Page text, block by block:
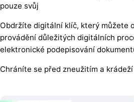
pouze svůj
Obdržíte digitální klíč, který můžete
provádění důležitých digitálních
elektronické podepisování
Chráníte se před zneužitím a